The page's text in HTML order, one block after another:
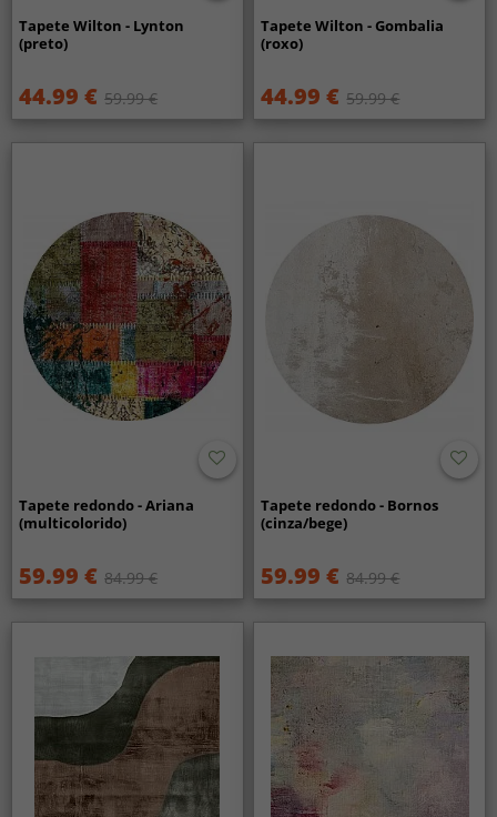
Tapete Wilton - Lynton
(preto)
44.99 € 59.99 €
Tapete Wilton - Gombalia
(roxo)
44.99 € 59.99 €
Tapete redondo - Ariana
(multicolorido)
59.99 € 84.99 €
Tapete redondo - Bornos
(cinza/bege)
59.99 € 84.99 €